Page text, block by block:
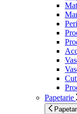
Papetarie